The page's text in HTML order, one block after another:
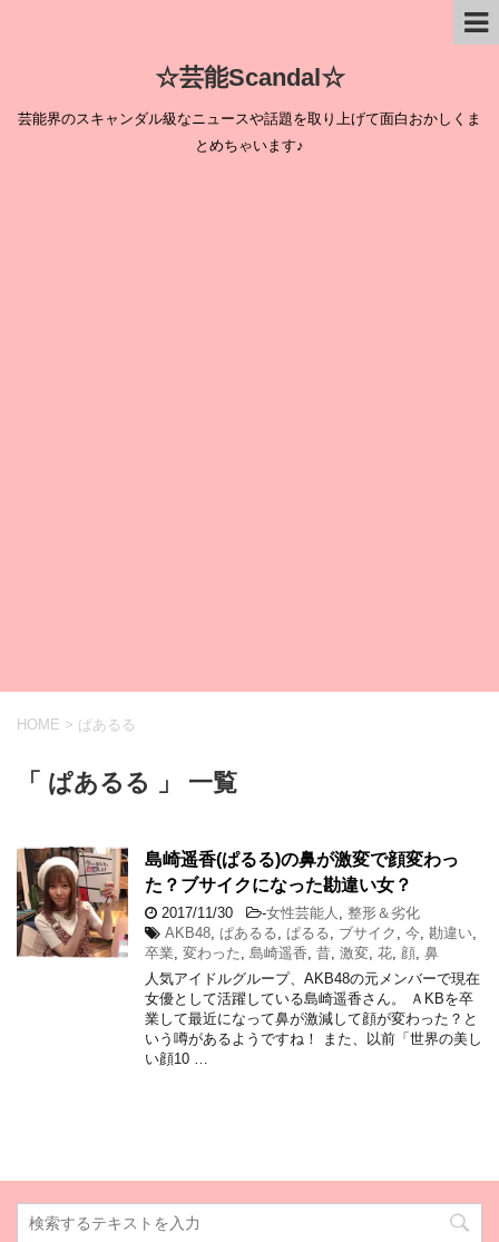
☆芸能Scandal☆
芸能界のスキャンダル級なニュースや話題を取り上げて面白おかしくま
とめちゃいます♪
HOME > ぱあるる
「 ぱあるる 」 一覧
島崎遥香(ぱるる)の鼻が激変で顔変わっ
た？ブサイクになった勘違い女？
2017/11/30 -女性芸能人
整形＆劣化
AKB48 ぱあるる ぱるる ブサイク 今 勘違い
卒業 変わった 島崎遥香 昔 激変 花 顔 鼻
人気アイドルグループ、AKB48の元メンバーで現在
女優として活躍している島崎遥香さん。 ＡKBを卒
業して最近になって鼻が激減して顔が変わった？と
いう噂があるようですね！ また、以前「世界の美し
い顔10 …